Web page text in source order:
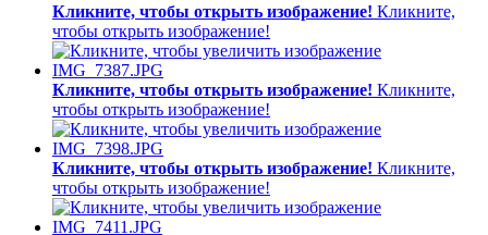
Кликните, чтобы открыть изображение! Кликните,
чтобы открыть изображение!
Кликните, чтобы открыть изображение! Кликните,
чтобы открыть изображение!
Кликните, чтобы открыть изображение! Кликните,
чтобы открыть изображение!